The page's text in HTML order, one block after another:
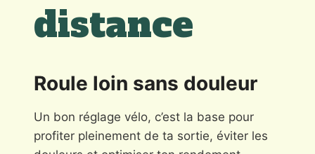
distance
Roule loin sans douleur
Un bon réglage vélo, c’est la base pour
profiter pleinement de ta sortie, éviter les